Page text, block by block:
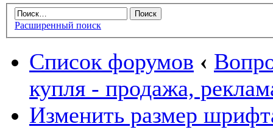
Расширенный поиск
Список форумов ‹
купля - продажа,
Изменить размер